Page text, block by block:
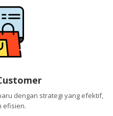
dengan strategi yang efektif,
efisien.